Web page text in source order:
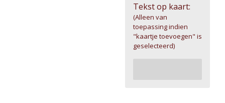
Tekst op kaart:
(Alleen van
toepassing indien
"kaartje toevoegen" is
geselecteerd)